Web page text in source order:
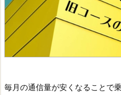
毎月の通信量が安くなることで